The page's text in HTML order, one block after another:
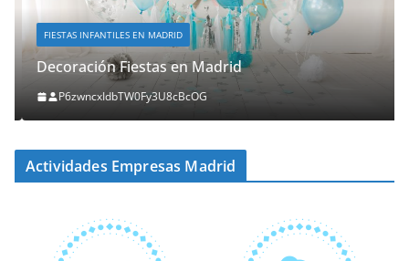
FIESTAS INFANTILES EN MADRID
Decoración Fiestas en Madrid
P6zwncxIdbTW0Fy3U8cBcOG
Actividades Empresas Madrid